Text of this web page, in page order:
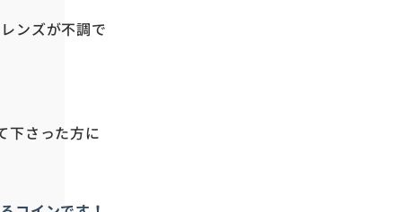
ンズが不調で
下さった方に